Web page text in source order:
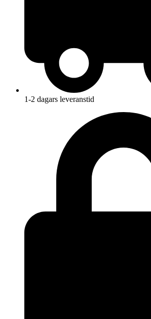
1-2 dagars leveranstid